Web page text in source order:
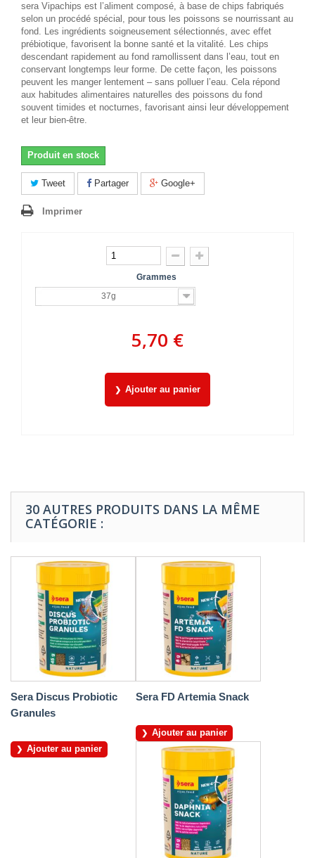
sera Vipachips est l’aliment composé, à base de chips fabriqués
selon un procédé spécial, pour tous les poissons se nourrissant au
fond. Les ingrédients soigneusement sélectionnés, avec effet
prébiotique, favorisent la bonne santé et la vitalité. Les chips
descendant rapidement au fond ramollissent dans l’eau, tout en
conservant longtemps leur forme. De cette façon, les poissons
peuvent les manger lentement – sans polluer l’eau. Cela répond
aux habitudes alimentaires naturelles des poissons du fond
souvent timides et nocturnes, favorisant ainsi leur développement
et leur bien-être.
Produit en stock
Tweet Partager Google+
Imprimer
Grammes
37g
5,70 €
Ajouter au panier
30 AUTRES PRODUITS DANS LA MÊME
CATÉGORIE :
Sera Discus Probiotic
Granules
Ajouter au panier
Sera FD Artemia Snack
Ajouter au panier